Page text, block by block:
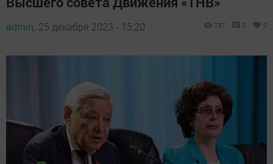
admin, 25 декабря 2023 - 15:20 757 0 0